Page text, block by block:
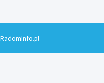
RadomInfo.pl